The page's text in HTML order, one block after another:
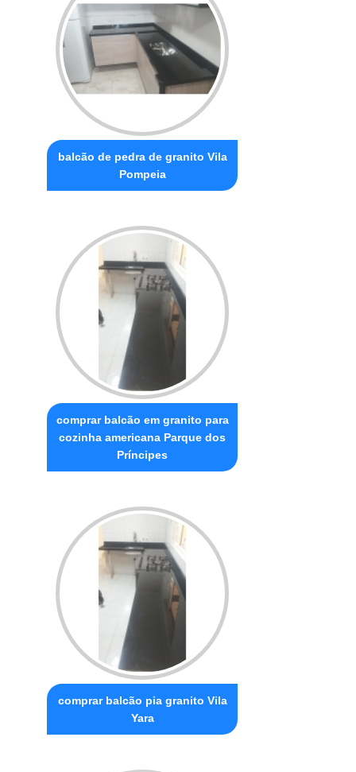
balcão de pedra de granito Vila
Pompeia
comprar balcão em granito para
cozinha americana Parque dos
Príncipes
comprar balcão pia granito Vila
Yara